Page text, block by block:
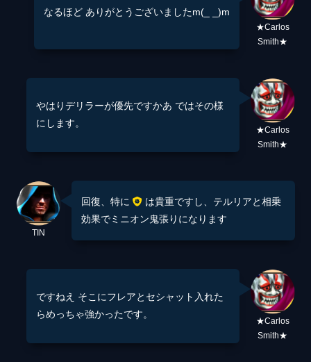
★Carlos
Smith★
なるほど ありがとうございましたm(_ _)m
★Carlos
Smith★
やはりデリラーが優先ですかあ ではその様
にします。
TIN
回復、特に
は貴重ですし、テルリアと相乗
効果でミニオン鬼張りになります
★Carlos
Smith★
ですねえ そこにフレアとセシャット入れた
らめっちゃ強かったです。